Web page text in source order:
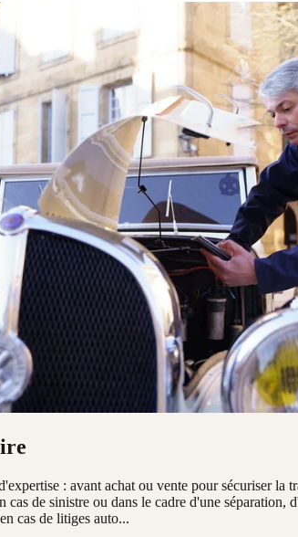
: avant achat ou vente pour sécuriser la
de sinistre ou dans le cadre d'une séparation,
cas de litiges auto...